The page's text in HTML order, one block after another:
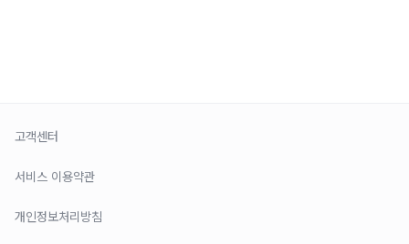
고객센터
서비스 이용약관
개인정보처리방침